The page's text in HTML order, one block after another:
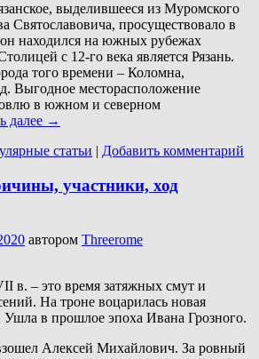
выделившееся из Муромского
Святославовича, просуществовало в
находился на южных рубежах
с 12-го века является Рязань.
того времени – Коломна,
Выгодное месторасположение
в южном и северном
далее →
статьи | Добавить комментарий
участники, ход
автором Threerome
в. – это время затяжных смут и
На троне воцарилась новая
в прошлое эпоха Ивана Грозного.
Алексей Михайлович. За ровный